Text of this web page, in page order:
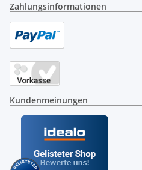
Zahlungsinformationen
Kundenmeinungen